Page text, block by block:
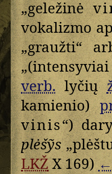
„geležinė
vokalizmo
„graužti“
„(intensyviai
verb.lyčių
kamienio)
vinis“)
plėšỹs
LKŽX 169)←